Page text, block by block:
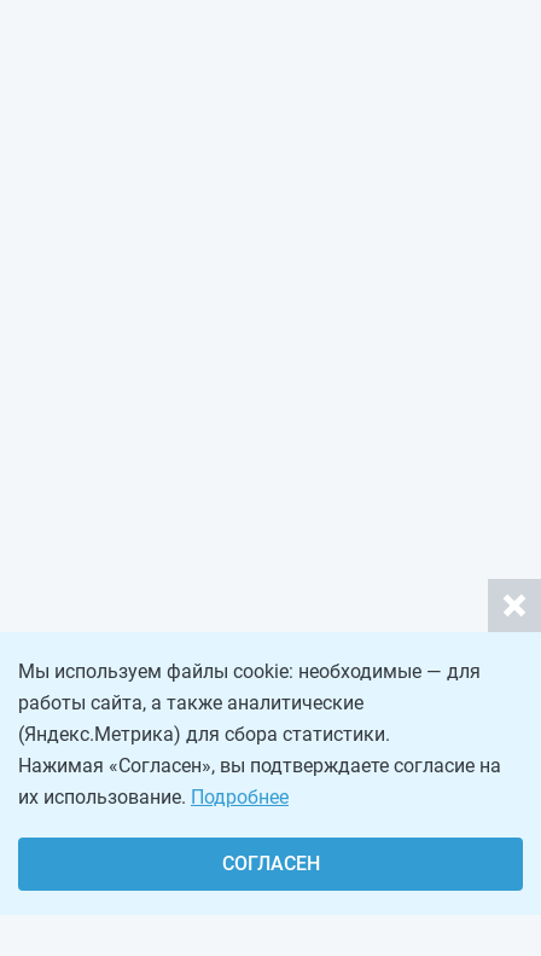
Мы используем файлы cookie: необходимые — для
работы сайта, а также аналитические
(Яндекс.Метрика) для сбора статистики.
Нажимая «Согласен», вы подтверждаете согласие на
их использование. Подробнее
СОГЛАСЕН